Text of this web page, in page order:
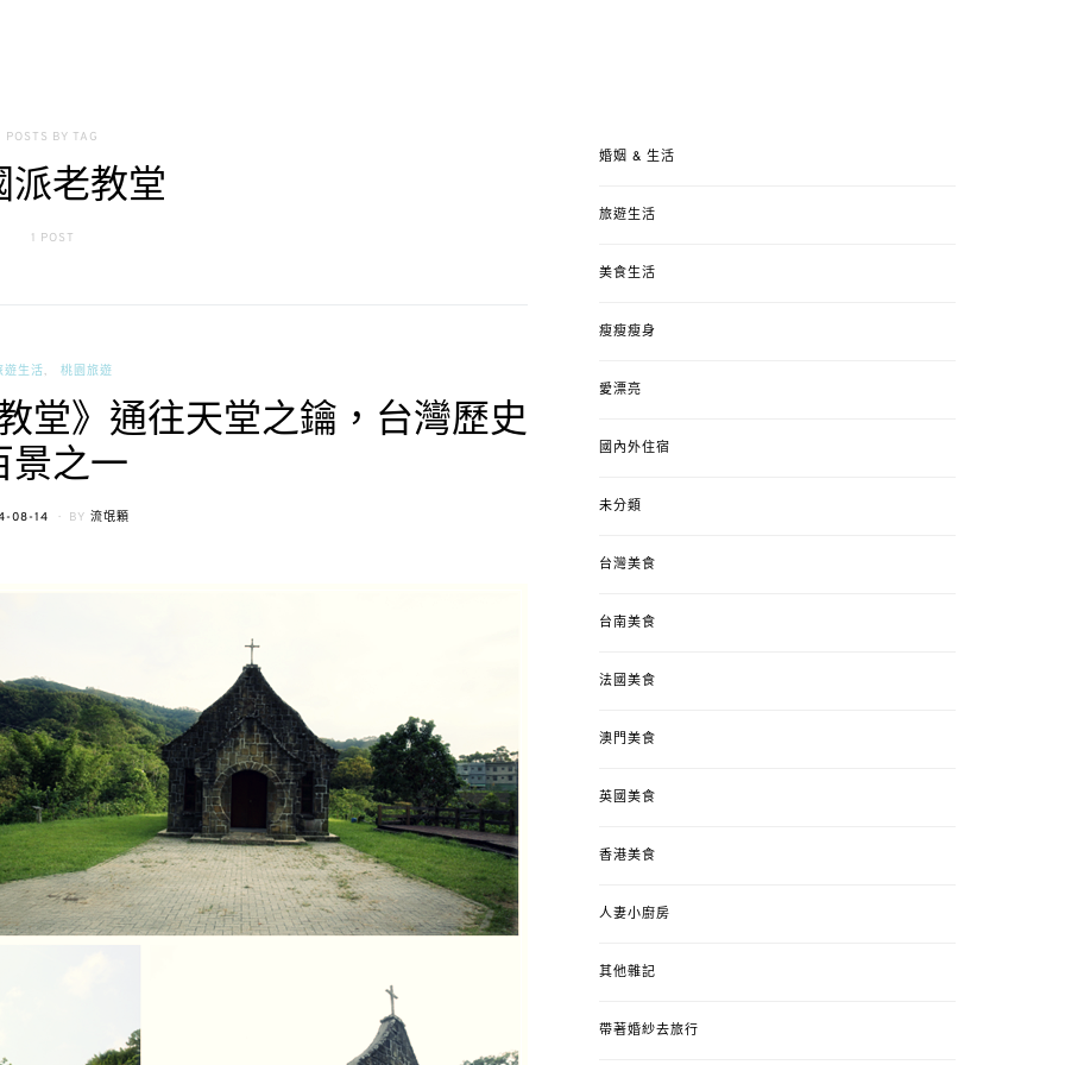
POSTS BY TAG
老教堂
1 POST
遊生活 桃園旅遊
堂》通往天堂之鑰，台灣歷史
景之一
08-14 BY 流氓顆
婚姻 & 生活
旅遊生活
美食生活
瘦瘦瘦身
愛漂亮
國內外住宿
未分類
台灣美食
台南美食
法國美食
澳門美食
英國美食
香港美食
人妻小廚房
其他雜記
帶著婚紗去旅行